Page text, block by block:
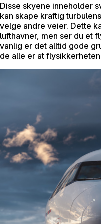
Disse skyene inneholder
kan skape kraftig
velge andre veier. Dette
lufthavner, men ser du et
vanlig er det alltid gode
de alle er at